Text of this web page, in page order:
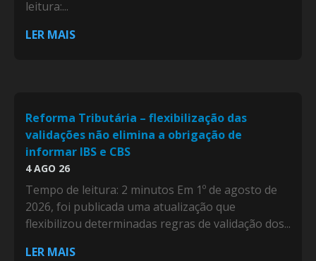
leitura:...
LER MAIS
Reforma Tributária – flexibilização das
validações não elimina a obrigação de
informar IBS e CBS
4 AGO 26
Tempo de leitura: 2 minutos Em 1º de agosto de
2026, foi publicada uma atualização que
flexibilizou determinadas regras de validação dos...
LER MAIS